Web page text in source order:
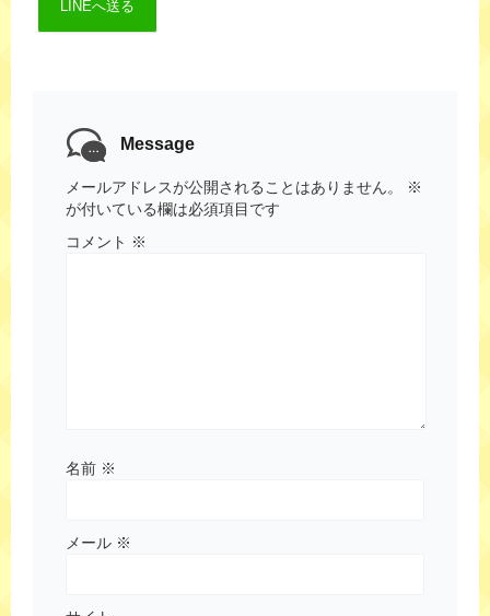
LINEへ送る
Message
メールアドレスが公開されることはありません。
※
が付いている欄は必須項目です
コメント ※
名前 ※
メール ※